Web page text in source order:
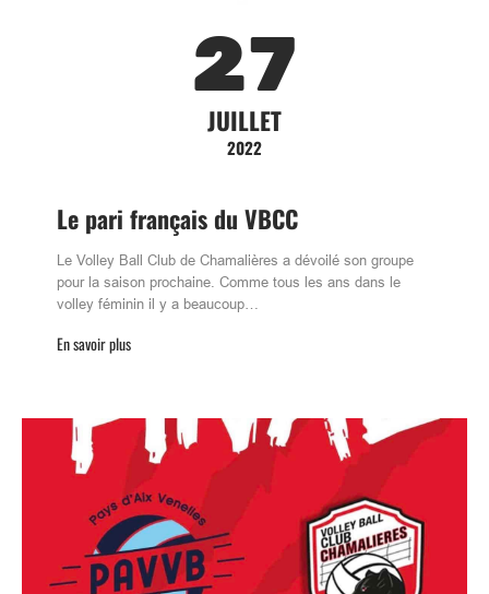
27
JUILLET
2022
Le pari français du VBCC
Le Volley Ball Club de Chamalières a dévoilé son groupe
pour la saison prochaine. Comme tous les ans dans le
volley féminin il y a beaucoup…
En savoir plus